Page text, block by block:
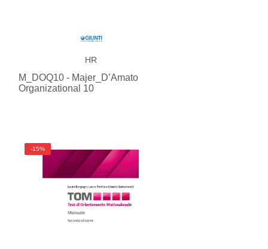
HR
M_DOQ10 - Majer_D’Amato
Organizational 10
-15%